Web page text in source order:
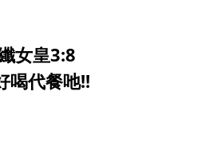
女皇3:8
喝代餐吔!!